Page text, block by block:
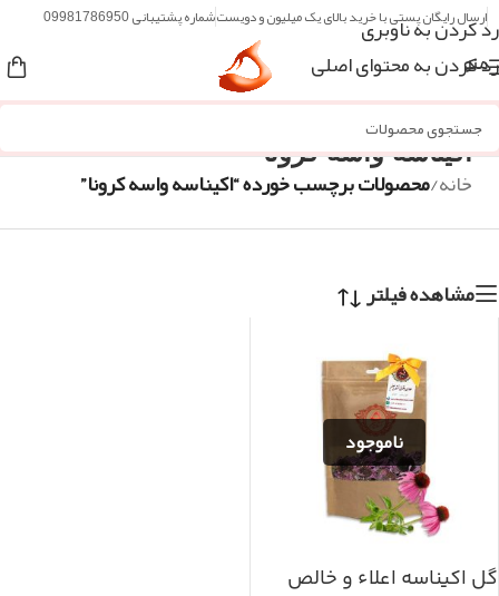
رد کردن به ناوبری
رد کردن به محتوای اصلی
ارسال رایگان پستی با خرید بالای یک میلیون و دویستشماره پشتیبانی 09981786950
منو
اکیناسه واسه کرونا
خانه/محصولات برچسب خورده “اکیناسه واسه کرونا”
مشاهده فیلتر
گل اکیناسه اعلاء و خالص